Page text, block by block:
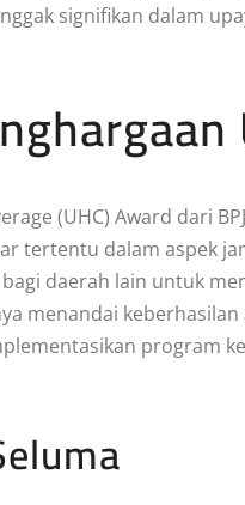
signifikan dalam
(UHC) Award dari
tertentu dalam aspek
daerah lain untuk
menandai
program